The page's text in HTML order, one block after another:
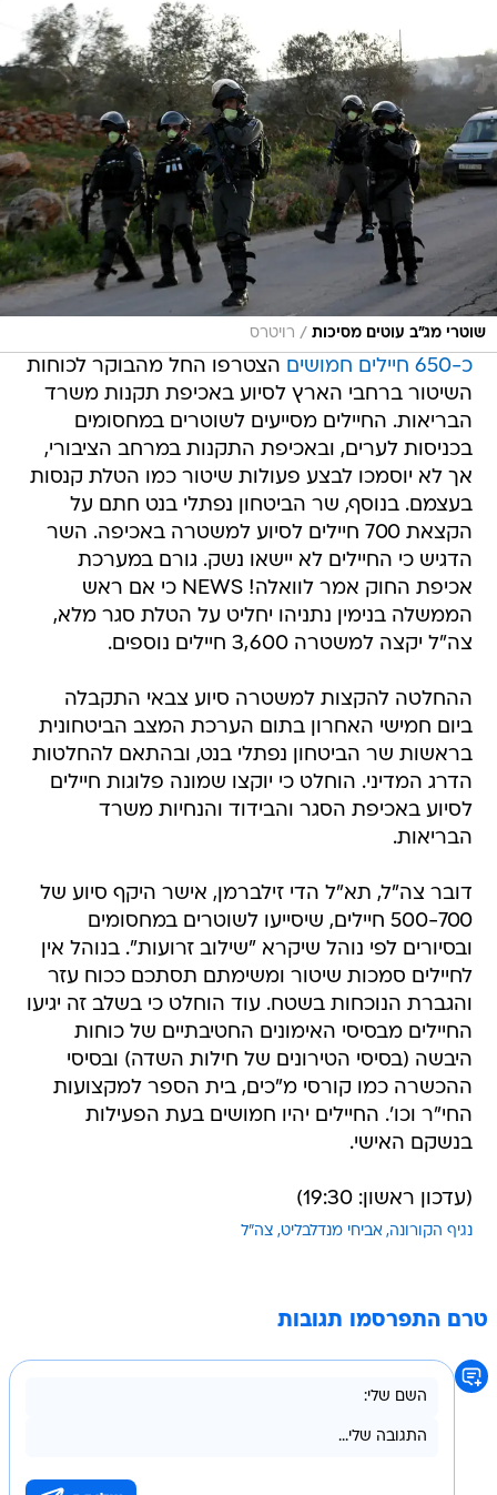
שוטרי מג"ב עוטים מסיכות / רויטרס
כ-650 חיילים חמושים
הצטרפו החל מהבוקר לכוחות
השיטור ברחבי הארץ לסיוע באכיפת תקנות משרד
הבריאות. החיילים מסייעים לשוטרים במחסומים
בכניסות לערים, ובאכיפת התקנות במרחב הציבורי,
אך לא יוסמכו לבצע פעולות שיטור כמו הטלת קנסות
בעצמם. בנוסף, שר הביטחון נפתלי בנט חתם על
הקצאת 700 חיילים לסיוע למשטרה באכיפה. השר
הדגיש כי החיילים לא יישאו נשק. גורם במערכת
אכיפת החוק אמר לוואלה! NEWS כי אם ראש
הממשלה בנימין נתניהו יחליט על הטלת סגר מלא,
צה"ל יקצה למשטרה 3,600 חיילים נוספים.
ההחלטה להקצות למשטרה סיוע צבאי התקבלה
ביום חמישי האחרון בתום הערכת המצב הביטחונית
בראשות שר הביטחון נפתלי בנט, ובהתאם להחלטות
הדרג המדיני. הוחלט כי יוקצו שמונה פלוגות חיילים
לסיוע באכיפת הסגר והבידוד והנחיות משרד
הבריאות.
דובר צה"ל, תא"ל הדי זילברמן, אישר היקף סיוע של
500-700 חיילים, שיסייעו לשוטרים במחסומים
ובסיורים לפי נוהל שיקרא "שילוב זרועות". בנוהל אין
לחיילים סמכות שיטור ומשימתם תסתכם ככוח עזר
והגברת הנוכחות בשטח. עוד הוחלט כי בשלב זה יגיעו
החיילים מבסיסי האימונים החטיבתיים של כוחות
היבשה (בסיסי הטירונים של חילות השדה) ובסיסי
ההכשרה כמו קורסי מ"כים, בית הספר למקצועות
החי"ר וכו'. החיילים יהיו חמושים בעת הפעילות
בנשקם האישי.
(עדכון ראשון: 19:30)
נגיף הקורונה אביחי מנדלבליט צה"ל
טרם התפרסמו תגובות